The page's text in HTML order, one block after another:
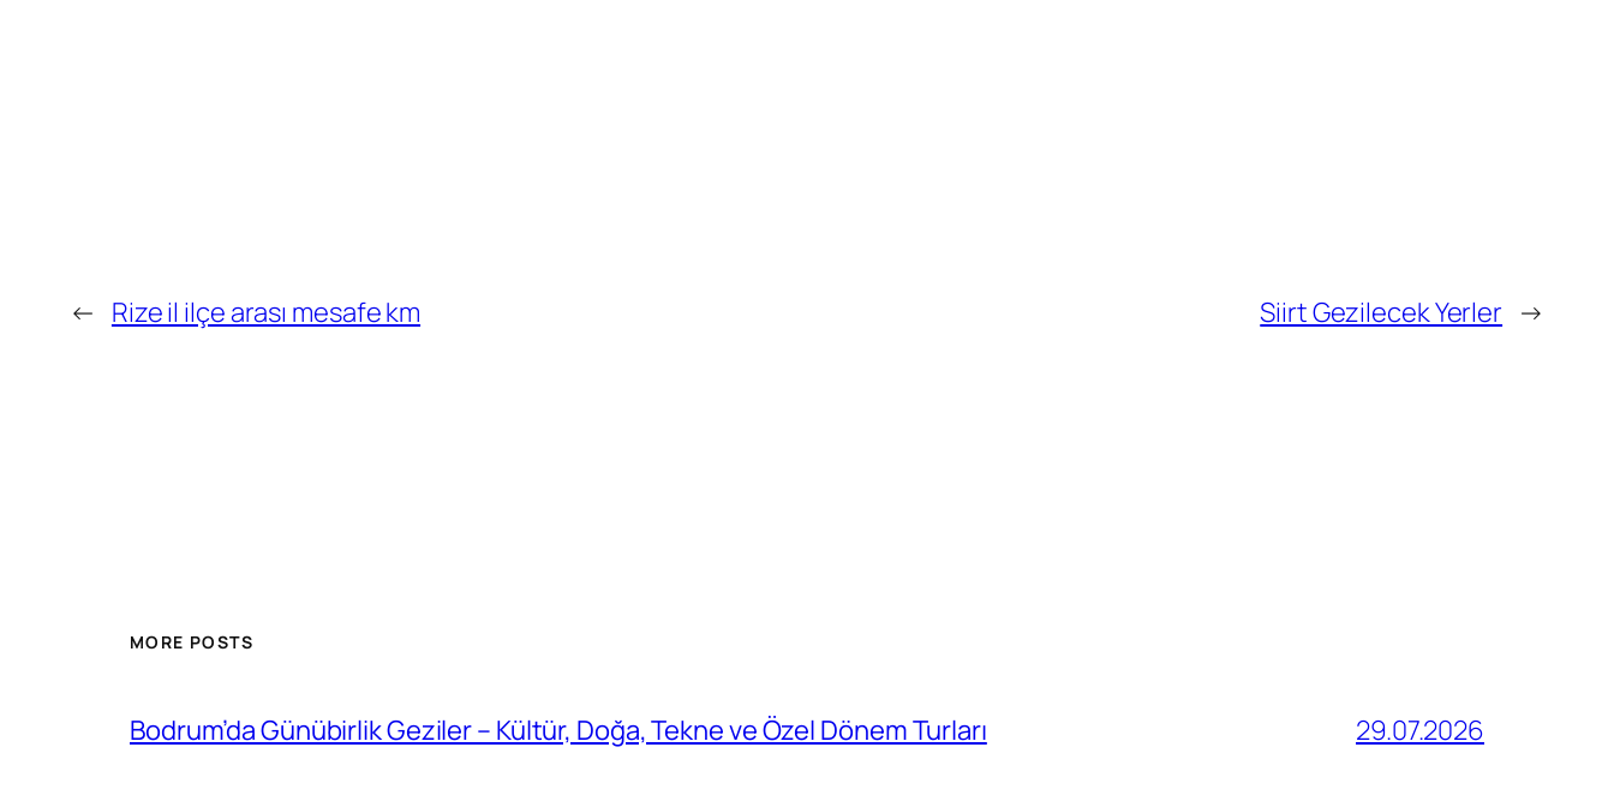
← Rize il ilçe arası mesafe km Siirt Gezilecek Yerler →
MORE POSTS
Bodrum’da Günübirlik Geziler – Kültür, Doğa, Tekne ve Özel Dönem Turları 29.07.2026